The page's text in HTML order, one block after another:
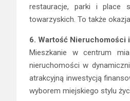
restauracje, parki i place
towarzyskich. To także
6. Wartość Nieruchomości
Mieszkanie w centrum
nieruchomości w
atrakcyjną inwestycją
wyborem miejskiego stylu